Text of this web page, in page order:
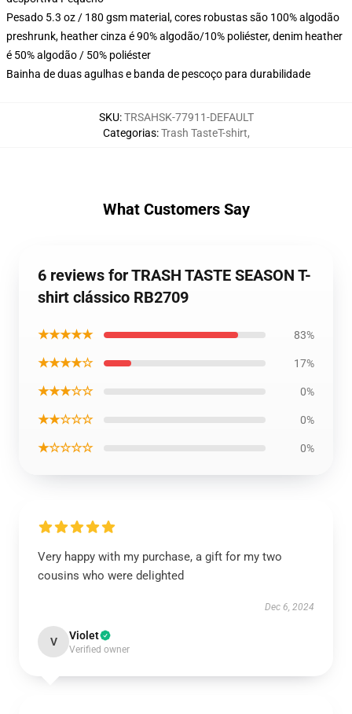
Pesado 5.3 oz / 180 gsm material, cores robustas são 100% algodão
preshrunk, heather cinza é 90% algodão/10% poliéster, denim heather
é 50% algodão / 50% poliéster
Bainha de duas agulhas e banda de pescoço para durabilidade
SKU:TRSAHSK-77911-DEFAULT
Categorias:Trash TasteT-shirt,
What Customers Say
6 reviews for TRASH TASTE SEASON T-
shirt clássico RB2709
★★★★★ 83%
★★★★☆ 17%
★★★☆☆ 0%
★★☆☆☆ 0%
★☆☆☆☆ 0%
Very happy with my purchase, a gift for my two
cousins who were delighted
Dec 6, 2024
V Violet
Verified owner